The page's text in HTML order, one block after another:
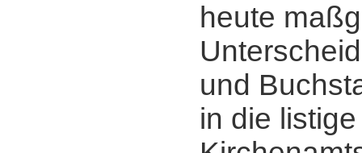
heute
und
in die